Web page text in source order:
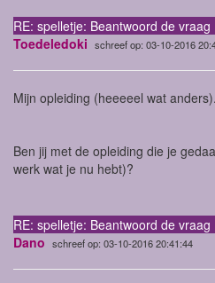
RE: spelletje: Beantwoord de vraag
Toedeledoki schreef op: 03-10-2016
Mijn opleiding (heeeeel wat
Ben jij met de opleiding die je
werk wat je nu hebt)?
RE: spelletje: Beantwoord de vraag
Dano schreef op: 03-10-2016 20:41:44